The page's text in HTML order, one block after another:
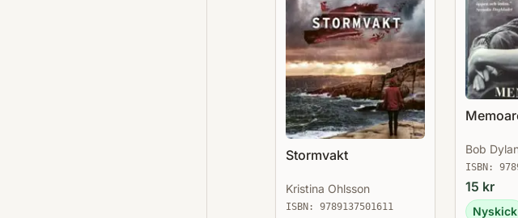
Stormvakt
Kristina Ohlsson
ISBN: 9789137501611
Bob
ISBN:
15 kr
Nyskick